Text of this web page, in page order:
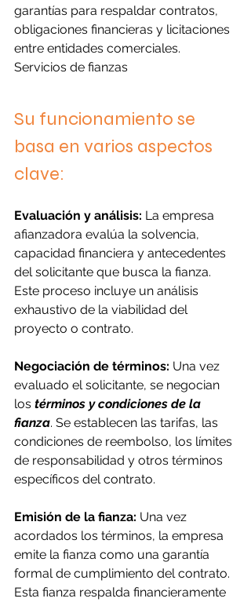
garantías para respaldar contratos,
obligaciones financieras y licitaciones
entre entidades comerciales.
Servicios de fianzas
Su funcionamiento se
basa en varios aspectos
clave:
Evaluación y análisis: La empresa
afianzadora evalúa la solvencia,
capacidad financiera y antecedentes
del solicitante que busca la fianza.
Este proceso incluye un análisis
exhaustivo de la viabilidad del
proyecto o contrato.
Negociación de términos: Una vez
evaluado el solicitante, se negocian
los términos y condiciones de la
fianza. Se establecen las tarifas, las
condiciones de reembolso, los límites
de responsabilidad y otros términos
específicos del contrato.
Emisión de la fianza: Una vez
acordados los términos, la empresa
emite la fianza como una garantía
formal de cumplimiento del contrato.
Esta fianza respalda financieramente